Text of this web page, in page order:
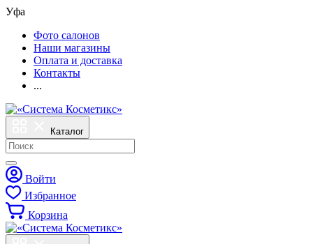
Уфа
Фото салонов
Наши магазины
Оплата и доставка
Контакты
...
Каталог
Войти
Избранное
Корзина